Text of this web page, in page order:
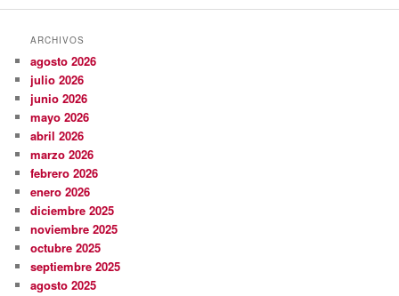
ARCHIVOS
agosto 2026
julio 2026
junio 2026
mayo 2026
abril 2026
marzo 2026
febrero 2026
enero 2026
diciembre 2025
noviembre 2025
octubre 2025
septiembre 2025
agosto 2025